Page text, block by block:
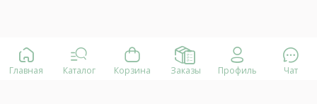
Главная Каталог Корзина Заказы Профиль Чат